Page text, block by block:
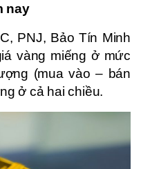
nay
PNJ, Bảo Tín Minh
vàng miếng ở mức
(mua vào – bán
ở cả hai chiều.